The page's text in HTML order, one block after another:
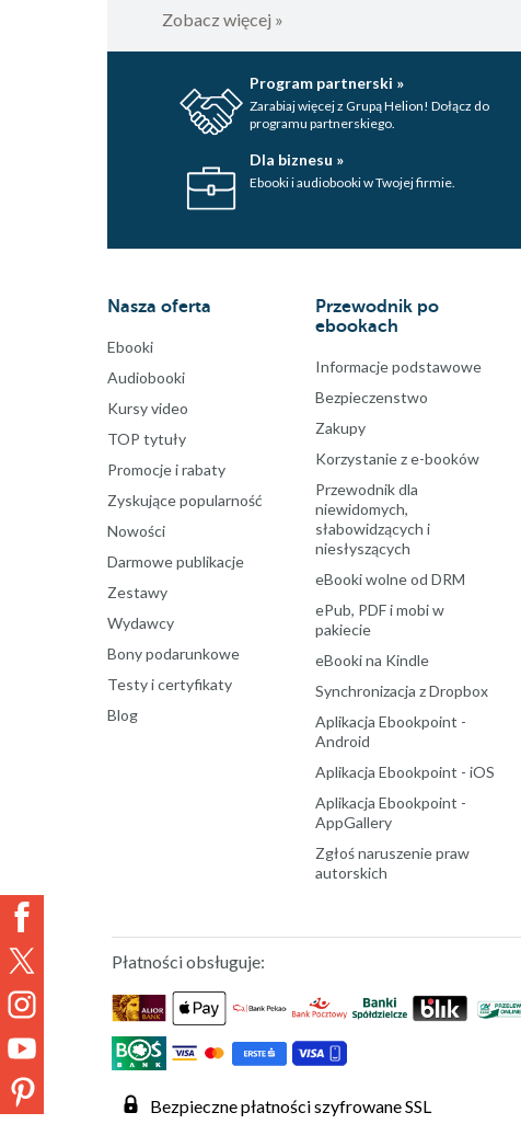
Zobacz więcej »
Program partnerski »
Zarabiaj więcej z Grupą Helion! Dołącz do
programu partnerskiego.
Dla biznesu »
Ebooki i audiobooki w Twojej firmie.
Nasza oferta
Ebooki
Audiobooki
Kursy video
TOP tytuły
Promocje i rabaty
Zyskujące popularność
Nowości
Darmowe publikacje
Zestawy
Wydawcy
Bony podarunkowe
Testy i certyfikaty
Blog
Przewodnik po
ebookach
Informacje podstawowe
Bezpieczenstwo
Zakupy
Korzystanie z e-booków
Przewodnik dla
niewidomych,
słabowidzących i
niesłyszących
eBooki wolne od DRM
ePub, PDF i mobi w
pakiecie
eBooki na Kindle
Synchronizacja z Dropbox
Aplikacja Ebookpoint -
Android
Aplikacja Ebookpoint - iOS
Aplikacja Ebookpoint -
AppGallery
Zgłoś naruszenie praw
autorskich
Płatności obsługuje:
Bezpieczne płatności szyfrowane SSL